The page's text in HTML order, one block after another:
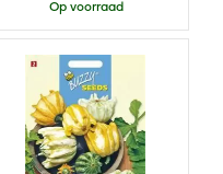
Op voorraad